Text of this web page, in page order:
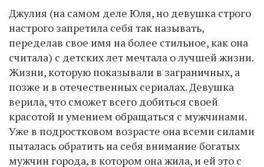
Джулия (на самом деле Юля, но девушка строго
настрого запретила себя так называть,
переделав свое имя на более стильное, как она
считала) с детских лет мечтала о лучшей жизни.
Жизни, которую показывали в заграничных, а
позже и в отечественных сериалах. Девушка
верила, что сможет всего добиться своей
красотой и умением обращаться с мужчинами.
Уже в подростковом возрасте она всеми силами
пыталась обратить на себя внимание богатых
мужчин города, в котором она жила, и ей это с